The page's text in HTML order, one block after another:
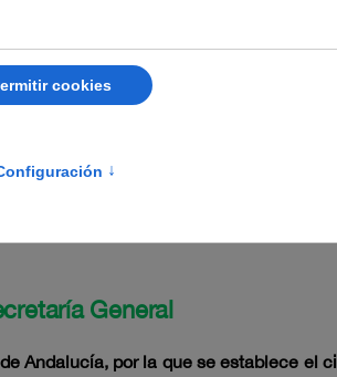
como inhábil a efectos del cómputo
General
Andalucía, por la que se establece el